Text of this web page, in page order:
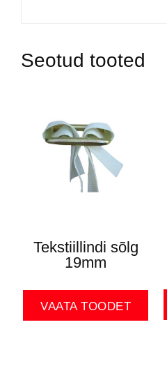
Seotud tooted
Tekstiillindi sõlg
19mm
VAATA TOODET